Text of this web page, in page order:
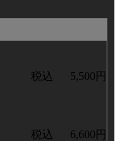
税込 5,500円
税込 6,600円